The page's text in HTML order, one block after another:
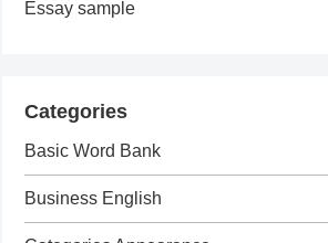
Essay sample
Categories
Basic Word Bank
Business English